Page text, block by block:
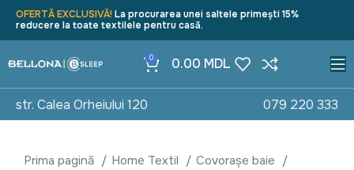
OFERTĂ EXCLUSIVĂ!La procurarea unei saltele primești 15%
reducere la toate textilele pentru casă.
0 0.00 MDL
str. Calea Orheiului 120 079 220 333
Prima pagină Home Textil
Covorașe baie